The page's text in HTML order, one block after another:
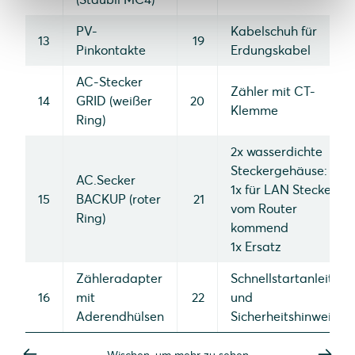
13
PV-
Pinkontakte
19
Kabelschuh für
Erdungskabel
14
AC-Stecker
GRID (weißer
Ring)
20
Zähler mit CT-
Klemme
15
AC.Secker
BACKUP (roter
Ring)
21
2x wasserdichte
Steckergehäuse:
1x für LAN Stecker
vom Router
kommend
1x Ersatz
16
Zähleradapter
mit
Aderendhülsen
22
Schnellstartanleitung
und
Sicherheitshinweise